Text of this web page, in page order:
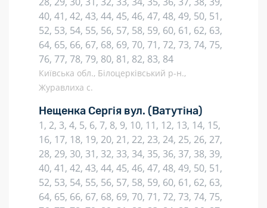
40, 41, 42, 43, 44, 45, 46, 47, 48, 49, 50, 51,
52, 53, 54, 55, 56, 57, 58, 59, 60, 61, 62, 63,
64, 65, 66, 67, 68, 69, 70, 71, 72, 73, 74, 75,
76, 77, 78, 79, 80, 81, 82, 83, 84
Київська обл., Білоцерківський р-н.,
Журавлиха с.
Нещенка Сергія вул. (Ватутіна)
1, 2, 3, 4, 5, 6, 7, 8, 9, 10, 11, 12, 13, 14, 15,
16, 17, 18, 19, 20, 21, 22, 23, 24, 25, 26, 27,
28, 29, 30, 31, 32, 33, 34, 35, 36, 37, 38, 39,
40, 41, 42, 43, 44, 45, 46, 47, 48, 49, 50, 51,
52, 53, 54, 55, 56, 57, 58, 59, 60, 61, 62, 63,
64, 65, 66, 67, 68, 69, 70, 71, 72, 73, 74, 75,